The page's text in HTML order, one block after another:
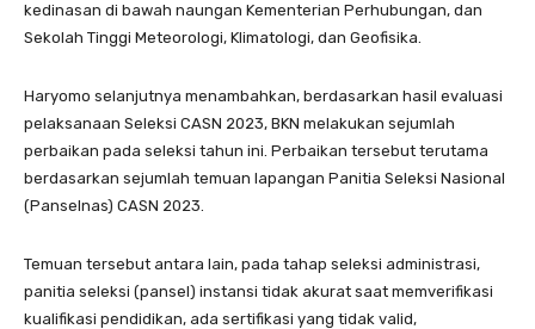
kedinasan di bawah naungan Kementerian Perhubungan, dan
Sekolah Tinggi Meteorologi, Klimatologi, dan Geofisika.
Haryomo selanjutnya menambahkan, berdasarkan hasil evaluasi
pelaksanaan Seleksi CASN 2023, BKN melakukan sejumlah
perbaikan pada seleksi tahun ini. Perbaikan tersebut terutama
berdasarkan sejumlah temuan lapangan Panitia Seleksi Nasional
(Panselnas) CASN 2023.
Temuan tersebut antara lain, pada tahap seleksi administrasi,
panitia seleksi (pansel) instansi tidak akurat saat memverifikasi
kualifikasi pendidikan, ada sertifikasi yang tidak valid,